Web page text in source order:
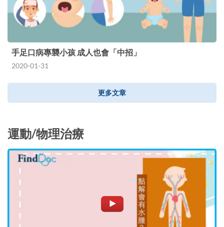
手足口病專襲小孩 成人也會「中招」
2020-01-31
更多文章
運動/物理治療